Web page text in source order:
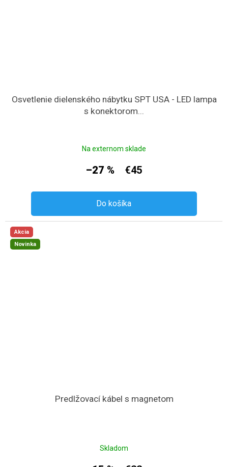
Osvetlenie dielenského nábytku SPT USA - LED lampa
s konektorom...
Na externom sklade
–27 % €45
Do košíka
Akcia
Novinka
Predlžovací kábel s magnetom
Skladom